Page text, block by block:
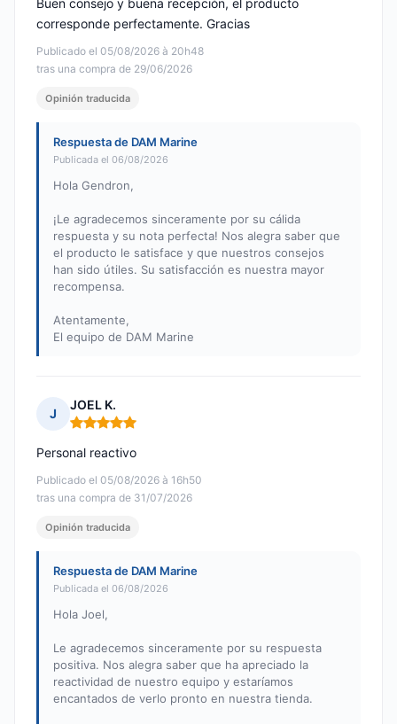
Publicado el 05/08/2026 à 20h48
tras una compra de 29/06/2026
Buen consejo y buena recepción, el producto
corresponde perfectamente. Gracias
Opinión traducida
Respuesta de DAM Marine
Publicada el 06/08/2026
Hola Gendron,
¡Le agradecemos sinceramente por su cálida
respuesta y su nota perfecta! Nos alegra saber que
el producto le satisface y que nuestros consejos
han sido útiles. Su satisfacción es nuestra mayor
recompensa.
Atentamente,
El equipo de DAM Marine
J
JOEL K.
Nota: 5 de 5
Publicado el 05/08/2026 à 16h50
tras una compra de 31/07/2026
Personal reactivo
Opinión traducida
Respuesta de DAM Marine
Publicada el 06/08/2026
Hola Joel,
Le agradecemos sinceramente por su respuesta
positiva. Nos alegra saber que ha apreciado la
reactividad de nuestro equipo y estaríamos
encantados de verlo pronto en nuestra tienda.